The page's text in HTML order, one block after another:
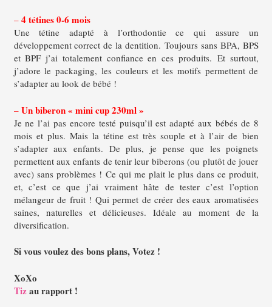
– 4 tétines 0-6 mois
Une tétine adapté à l’orthodontie ce qui assure un
développement correct de la dentition. Toujours sans BPA, BPS
et BPF j’ai totalement confiance en ces produits. Et surtout,
j’adore le packaging, les couleurs et les motifs permettent de
s’adapter au look de bébé !
– Un biberon « mini cup 230ml »
Je ne l’ai pas encore testé puisqu’il est adapté aux bébés de 8
mois et plus. Mais la tétine est très souple et à l’air de bien
s’adapter aux enfants. De plus, je pense que les poignets
permettent aux enfants de tenir leur biberons (ou plutôt de jouer
avec) sans problèmes ! Ce qui me plait le plus dans ce produit,
et, c’est ce que j’ai vraiment hâte de tester c’est l’option
mélangeur de fruit ! Qui permet de créer des eaux aromatisées
saines, naturelles et délicieuses. Idéale au moment de la
diversification.
Si vous voulez des bons plans, Votez !
XoXo
Tizau rapport !